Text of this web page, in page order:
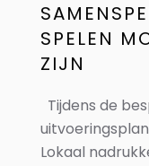
SPELEN
ZIJN
Tijdens de
Lokaal